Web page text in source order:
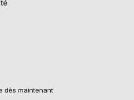
dès maintenant